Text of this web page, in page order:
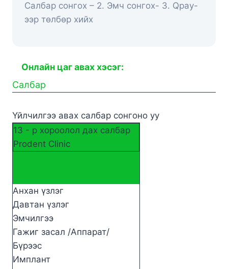
Салбар сонгох – 2. Эмч сонгох- 3. Qpay-
ээр төлбөр хийх
Онлайн цаг авах хэсэг:
Салбар
Үйлчилгээ авах салбар сонгоно уу
13 - р хороолол дах салбар
Prodent Clinic
Анхан үзлэг
Давтан үзлэг
Эмчилгээ
Гажиг засал /Аппарат/
Бүрээс
Имплант